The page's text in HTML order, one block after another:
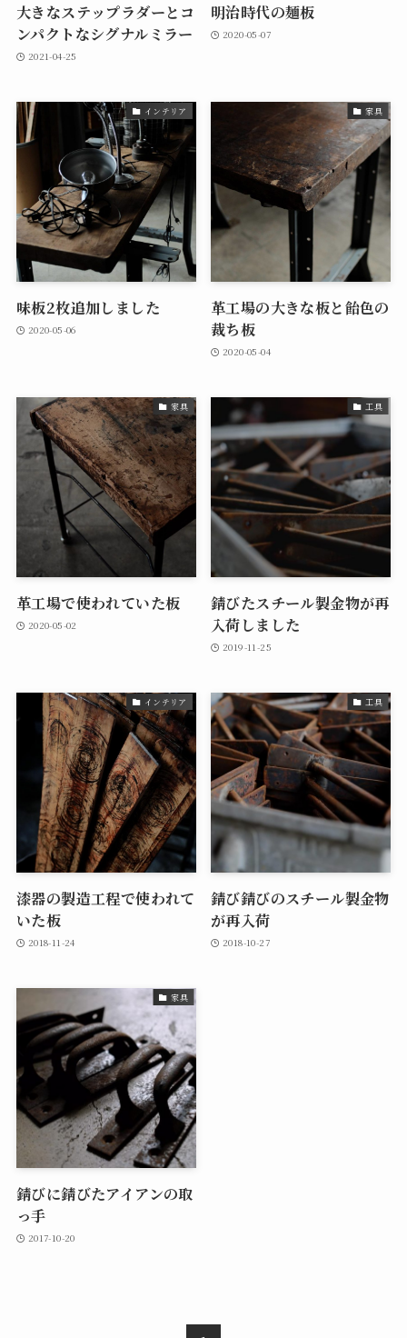
大きなステップラダーとコ
ンパクトなシグナルミラー
2021-04-25
明治時代の麺板
2020-05-07
インテリア
味板2枚追加しました
2020-05-06
家具
革工場の大きな板と飴色の
裁ち板
2020-05-04
家具
革工場で使われていた板
2020-05-02
工具
錆びたスチール製金物が再
入荷しました
2019-11-25
インテリア
漆器の製造工程で使われて
いた板
2018-11-24
工具
錆び錆びのスチール製金物
が再入荷
2018-10-27
家具
錆びに錆びたアイアンの取
っ手
2017-10-20